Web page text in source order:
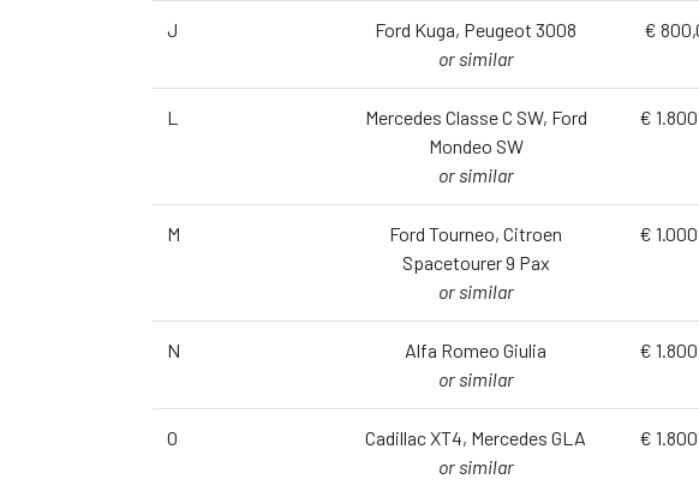
J
Ford Kuga, Peugeot 3008
or similar
€
L
Mercedes Classe C SW, Ford
Mondeo SW
or similar
€
M
Ford Tourneo, Citroen
Spacetourer 9 Pax
or similar
€
N
Alfa Romeo Giulia
or similar
€
O
Cadillac XT4, Mercedes GLA
or similar
€